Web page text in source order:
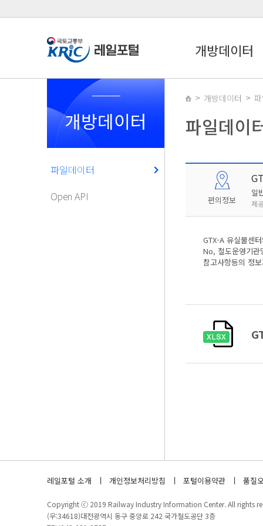
개방데이터
개방데이터
파일데이터
Open API
개방데이터
파일데이
편의정보
일
제
GTX-A 유실물센
No, 철도운영기관
참고사항등의 정
레일포털 소개 개인정보처리방침 포털이용약관 품질
Copyright ⓒ 2019 Railway Industry Information Center. All rights
(우:34618)대전광역시 동구 중앙로 242 국가철도공단 3층